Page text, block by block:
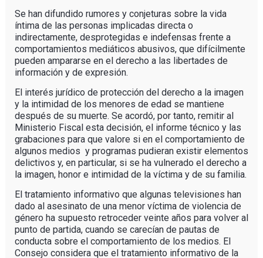
Se han difundido rumores y conjeturas sobre la vida
íntima de las personas implicadas directa o
indirectamente, desprotegidas e indefensas frente a
comportamientos mediáticos abusivos, que difícilmente
pueden ampararse en el derecho a las libertades de
información y de expresión.
El interés jurídico de protección del derecho a la imagen
y la intimidad de los menores de edad se mantiene
después de su muerte. Se acordó, por tanto, remitir al
Ministerio Fiscal esta decisión, el informe técnico y las
grabaciones para que valore si en el comportamiento de
algunos medios y programas pudieran existir elementos
delictivos y, en particular, si se ha vulnerado el derecho a
la imagen, honor e intimidad de la víctima y de su familia.
El tratamiento informativo que algunas televisiones han
dado al asesinato de una menor víctima de violencia de
género ha supuesto retroceder veinte años para volver al
punto de partida, cuando se carecían de pautas de
conducta sobre el comportamiento de los medios. El
Consejo considera que el tratamiento informativo de la